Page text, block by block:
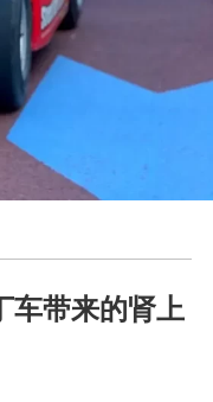
车带来的肾上